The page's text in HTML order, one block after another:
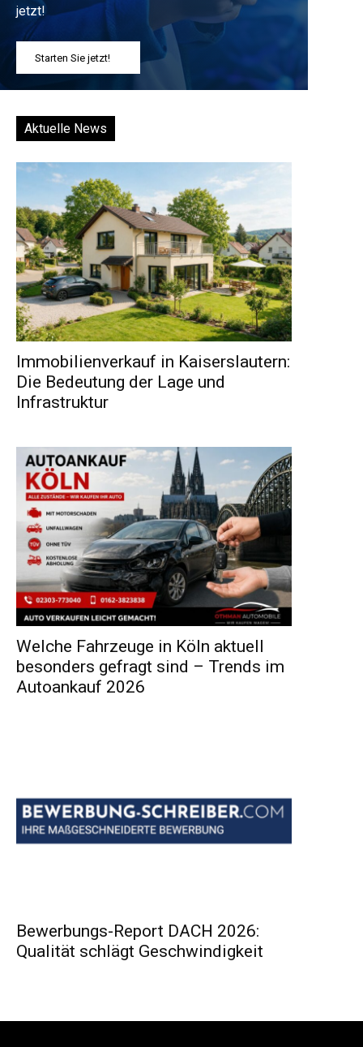
jetzt!
Starten Sie jetzt!
Aktuelle News
Immobilienverkauf in Kaiserslautern:
Die Bedeutung der Lage und
Infrastruktur
Welche Fahrzeuge in Köln aktuell
besonders gefragt sind – Trends im
Autoankauf 2026
Bewerbungs-Report DACH 2026:
Qualität schlägt Geschwindigkeit